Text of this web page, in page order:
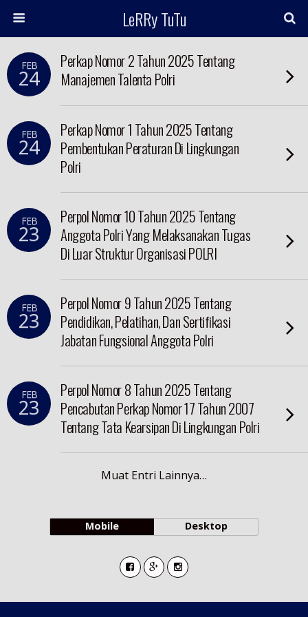
LeRRy TuTu
FEB
24
Perkap Nomor 2 Tahun 2025 Tentang
Manajemen Talenta Polri
FEB
24
Perkap Nomor 1 Tahun 2025 Tentang
Pembentukan Peraturan Di Lingkungan
Polri
FEB
23
Perpol Nomor 10 Tahun 2025 Tentang
Anggota Polri Yang Melaksanakan Tugas
Di Luar Struktur Organisasi POLRI
FEB
23
Perpol Nomor 9 Tahun 2025 Tentang
Pendidikan, Pelatihan, Dan Sertifikasi
Jabatan Fungsional Anggota Polri
FEB
23
Perpol Nomor 8 Tahun 2025 Tentang
Pencabutan Perkap Nomor 17 Tahun 2007
Tentang Tata Kearsipan Di Lingkungan Polri
Muat Entri Lainnya…
Mobile Desktop